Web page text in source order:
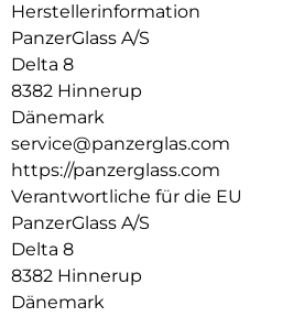
und Lifestyle-Marke, die aus den
hergestellt und von Mode-, Kunst-
beeinflusst wird. Wir kümmern uns
Welt, in der wir leben. Wir legen Wert
Selbstdarstellung. Wir kümmern uns
Lebensdauer von Technik. Verwandle
stilvoll geschütztes Accessoire. Zeig
um sie sorgst.
Herstellerinformation
PanzerGlass A/S
Delta 8
8382 Hinnerup
Dänemark
service@panzerglas.com
https://panzerglass.com
Verantwortliche für die EU
PanzerGlass A/S
Delta 8
8382 Hinnerup
Dänemark